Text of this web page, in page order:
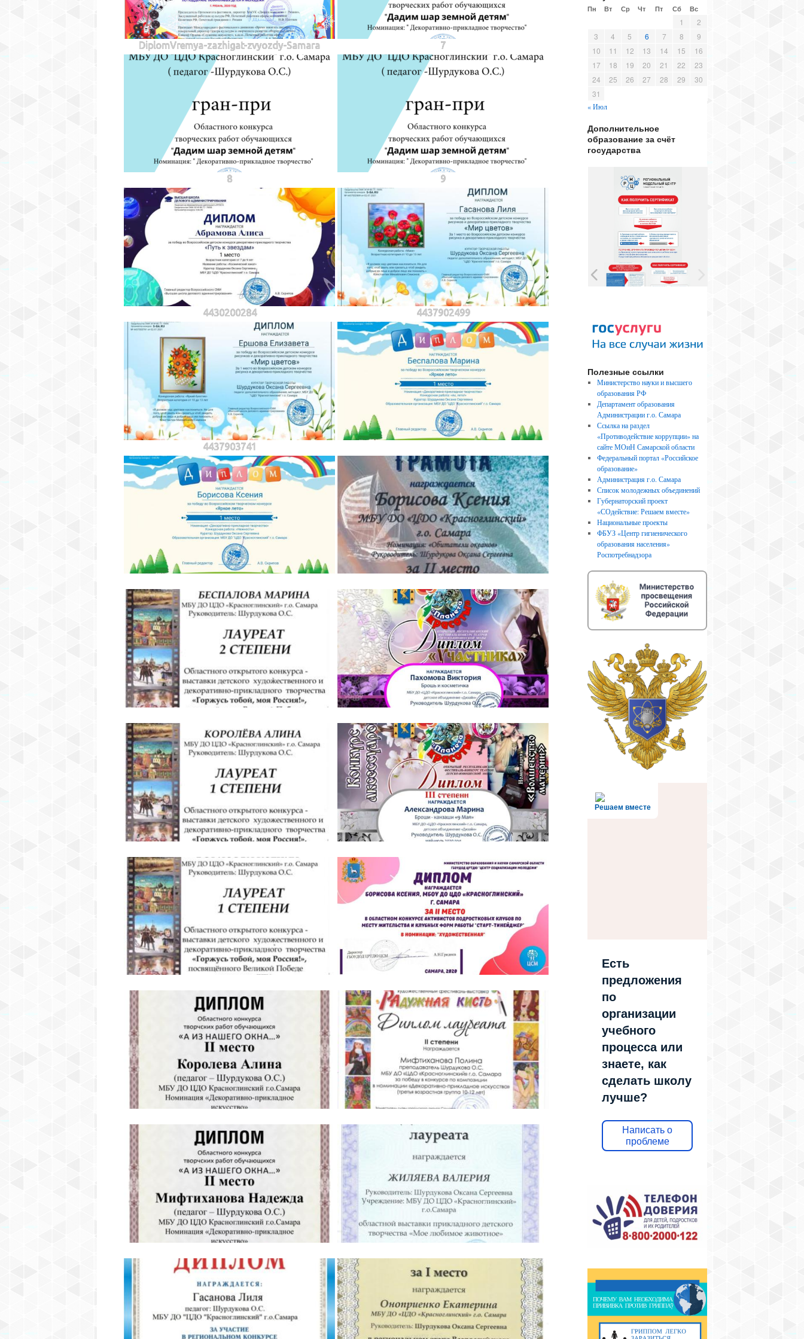
DiplomVremya-zazhigat-zvyozdy-Samara 7
8 9
4430200284 4437902499
4437903741
Пн Вт Ср Чт Пт Сб Вс
1
2
3
4 5 6 7 8
9
10
11 12 13 14 15
16
17
18 19 20 21 22
23
24
25 26 27 28 29
30
31
« Июл
Дополнительное
образование за счёт
государства
Полезные ссылки
Министерство науки и высшего
образования РФ
Департамент образования
Администрации г.о. Самара
Ссылка на раздел
«Противодействие коррупции» на
сайте МОиН Самарской области
Федеральный портал «Российское
образование»
Администрация г.о. Самара
Список молодежных объединений
Губернаторский проект
«СОдействие: Решаем вместе»
Национальные проекты
ФБУЗ «Центр гигиенического
образования населения»
Роспотребнадзора
Решаем вместе
Есть
предложения
по
организации
учебного
процесса или
знаете, как
сделать школу
лучше?
Написать о
проблеме